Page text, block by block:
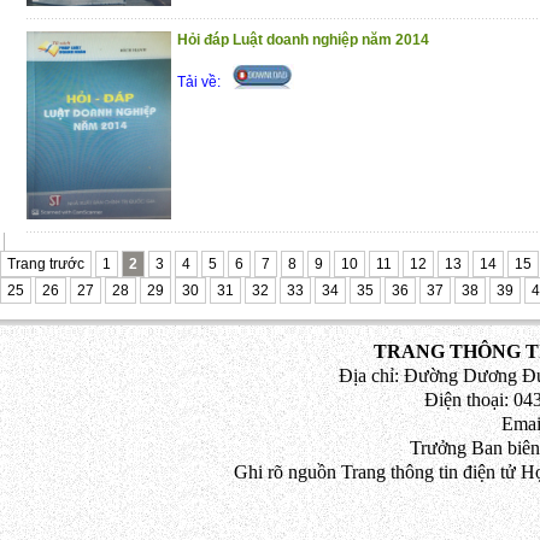
Các Hình Thức Khen Thưởng;
Phần V. Quy Định Về Tổ Chức Ngày
Tặng, Đón Nhận Hình Thức Khen
Cuốn sách có giá trị thực tiễn, hy vọng
thiết đối với lãnh đạo và cán bộ, công
các cơ quan, ban ngành, đoàn thể
Trân trọng giới thiệu đến bạn đọc !
(15/1/2021)
Hỏi đáp Luật doanh nghiệp năm 2014
Tải về:
Trang trước 1 2 3 4 5 6 7 8 9 10 11 12 13 14
15
25
26 27 28 29 30 31 32 33 34 35 36 37 38 39
TRANG THÔNG
Địa chỉ: Đường Dương
Điện thoại:
Trưởng Ban
Ghi rõ nguồn Trang thông tin điện tử